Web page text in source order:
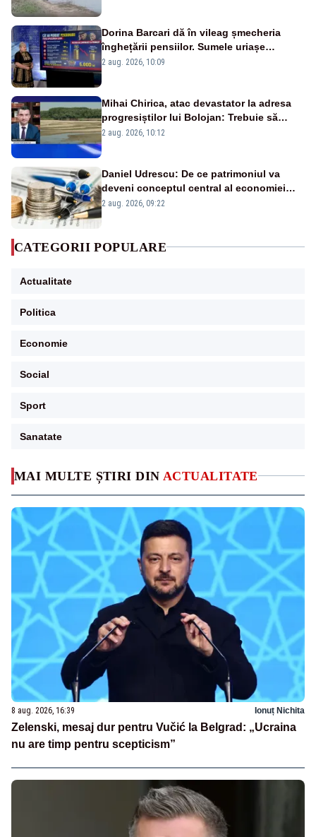
MAI MULTE ȘTIRI DIN ACTUALITATE
8 aug. 2026, 16:39 Ionuț Nichita
Zelenski, mesaj dur pentru Vučić la Belgrad: „Ucraina
nu are timp pentru scepticism”
Dorina Barcari dă în vileag șmecheria
înghețării pensiilor. Sumele uriașe
pierdute de fiecare român
2 aug. 2026, 10:09
Mihai Chirica, atac devastator la adresa
progresiștilor lui Bolojan: Trebuie să
protejăm și natura, dar nu șținem omaneii
2 aug. 2026, 10:12
Daniel Udrescu: De ce patrimoniul va
deveni conceptul central al economiei
viitoare?
2 aug. 2026, 09:22
CATEGORII POPULARE
Actualitate
Politica
Economie
Social
Sport
Sanatate